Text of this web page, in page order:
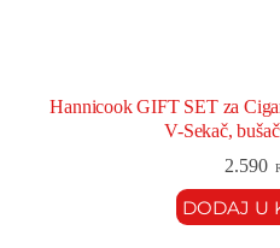
Hannicook GIFT SET za
V-Sekač,
2.590
DODAJ U